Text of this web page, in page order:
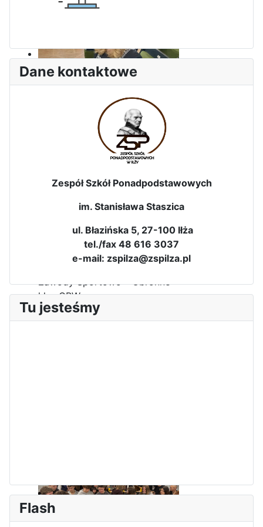
Sukces Kingi na XXXVI
Obchody Święta Konstytucji 3
Maja w Iłży
Zawody Sportowo – Obronne
klas OPW
Dane kontaktowe
Zespół Szkół Ponadpodstawowych
im. Stanisława Staszica
ul. Błazińska 5, 27-100 Iłża
tel./fax 48 616 3037
e-mail: zspilza@zspilza.pl
Tu jesteśmy
Flash